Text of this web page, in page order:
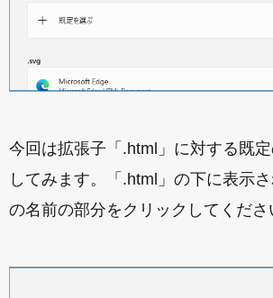
今回は拡張子「.html」に対する既
してみます。「.html」の下に表示
の名前の部分をクリックしてくださ